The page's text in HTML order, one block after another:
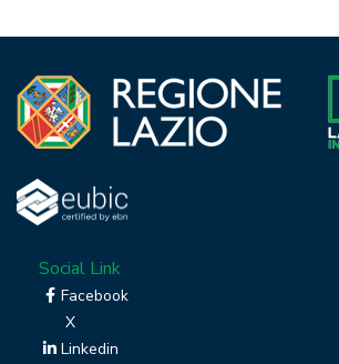
Social Link
Facebook
X
Linkedin